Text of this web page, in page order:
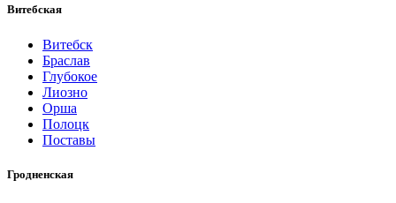
Витебская
Витебск
Браслав
Глубокое
Лиозно
Орша
Полоцк
Поставы
Гродненская